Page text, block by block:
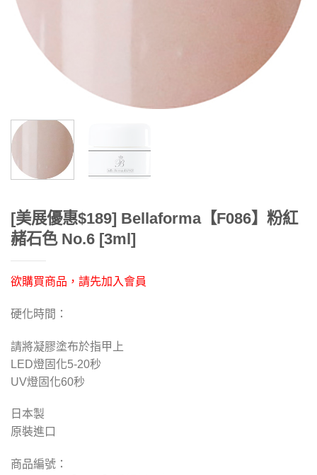
[美展優惠$189] Bellaforma【F086】粉紅
赭石色 No.6 [3ml]
欲購買商品，請先加入會員
硬化時間：
請將凝膠塗布於指甲上
LED燈固化5-20秒
UV燈固化60秒
日本製
原裝進口
商品編號：